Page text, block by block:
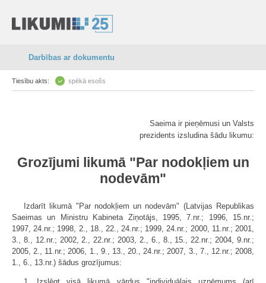
Darbības ar dokumentu
Tiesību akts: spēkā esošs
Saeima ir pieņēmusi un Valsts
prezidents izsludina šādu likumu:
Grozījumi likumā "Par nodokļiem un
nodevām"
Izdarīt likumā "Par nodokļiem un nodevām" (Latvijas Republikas
Saeimas un Ministru Kabineta Ziņotājs, 1995, 7.nr.; 1996, 15.nr.;
1997, 24.nr.; 1998, 2., 18., 22., 24.nr.; 1999, 24.nr.; 2000, 11.nr.; 2001,
3., 8., 12.nr.; 2002, 2., 22.nr.; 2003, 2., 6., 8., 15., 22.nr.; 2004, 9.nr.;
2005, 2., 11.nr.; 2006, 1., 9., 13., 20., 24.nr.; 2007, 3., 7., 12.nr.; 2008,
1., 6., 13.nr.) šādus grozījumus: